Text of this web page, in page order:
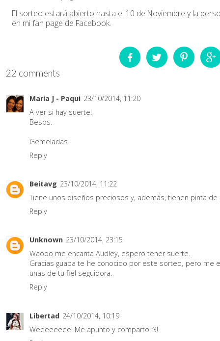
El sorteo estará abierto hasta el 10 de Noviembre y la
en mi fan page de Facebook.
22 comments
Maria J - Paqui 23/10/2014, 11:20
A ver si hay suerte!
Besos.
Gemeladas
Reply
Beitavg 23/10/2014, 11:22
Tiene unos diseños preciosos y, además, tienen pinta
Reply
Unknown 23/10/2014, 23:15
Waooo me encanta Audley, espero tener suerte.
Gracias guapa te he conocido por este sorteo, pero me
unas de tu fiel seguidora.
Reply
Libertad 24/10/2014, 10:19
Weeeeeeee! Me apunto y comparto :3!